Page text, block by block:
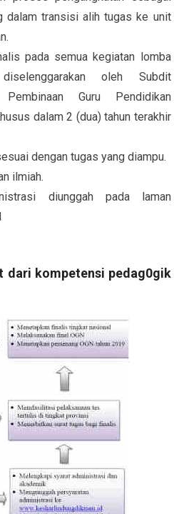
dalam transisi alih tugas ke unit
pada semua kegiatan lomba
oleh Subdit
Guru Pendidikan
dalam 2 (dua) tahun terakhir
dengan tugas yang diampu.
ilmiah.
diunggah pada laman
dari kompetensi pedag0gik